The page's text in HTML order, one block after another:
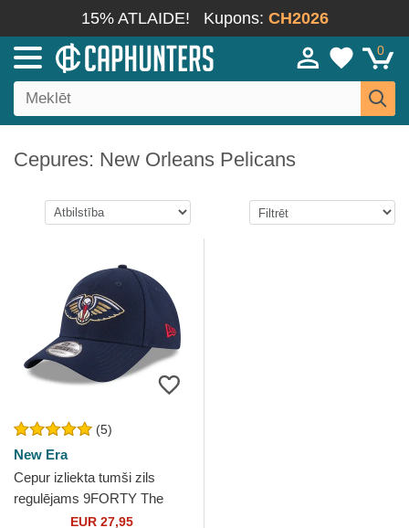
15% ATLAIDE! Kupons: CH2026
0
Cepures: New Orleans Pelicans
(5)
New Era
Cepur izliekta tumši zils
regulējams 9FORTY The
League no New Orleans
EUR 27,95